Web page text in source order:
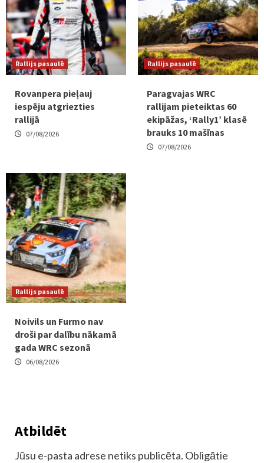
Rallijs pasaulē
Rovanpera pieļauj
iespēju atgriezties
rallijā
07/08/2026
Rallijs pasaulē
Paragvajas WRC
rallijam pieteiktas 60
ekipāžas, ‘Rally1’ klasē
brauks 10 mašīnas
07/08/2026
Rallijs pasaulē
Noivils un Furmo nav
droši par dalību nākamā
gada WRC sezonā
06/08/2026
Atbildēt
Jūsu e-pasta adrese netiks publicēta. Obligātie